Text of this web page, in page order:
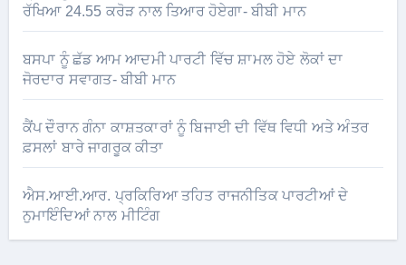
ਰੱਖਿਆ 24.55 ਕਰੋੜ ਨਾਲ ਤਿਆਰ ਹੋਏਗਾ- ਬੀਬੀ ਮਾਨ
ਬਸਪਾ ਨੂੰ ਛੱਡ ਆਮ ਆਦਮੀ ਪਾਰਟੀ ਵਿੱਚ ਸ਼ਾਮਲ ਹੋਏ ਲੋਕਾਂ ਦਾ
ਜੋਰਦਾਰ ਸਵਾਗਤ- ਬੀਬੀ ਮਾਨ
ਕੈਂਪ ਦੌਰਾਨ ਗੰਨਾ ਕਾਸ਼ਤਕਾਰਾਂ ਨੂੰ ਬਿਜਾਈ ਦੀ ਵਿੱਥ ਵਿਧੀ ਅਤੇ ਅੰਤਰ
ਫ਼ਸਲਾਂ ਬਾਰੇ ਜਾਗਰੂਕ ਕੀਤਾ
ਐਸ.ਆਈ.ਆਰ. ਪ੍ਰਕਿਰਿਆ ਤਹਿਤ ਰਾਜਨੀਤਿਕ ਪਾਰਟੀਆਂ ਦੇ
ਨੁਮਾਇੰਦਿਆਂ ਨਾਲ ਮੀਟਿੰਗ